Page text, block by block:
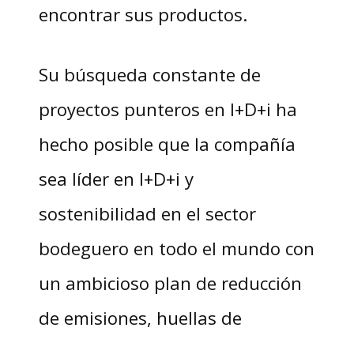
encontrar sus productos.
Su búsqueda constante de
proyectos punteros en I+D+i ha
hecho posible que la compañía
sea líder en I+D+i y
sostenibilidad en el sector
bodeguero en todo el mundo con
un ambicioso plan de reducción
de emisiones, huellas de